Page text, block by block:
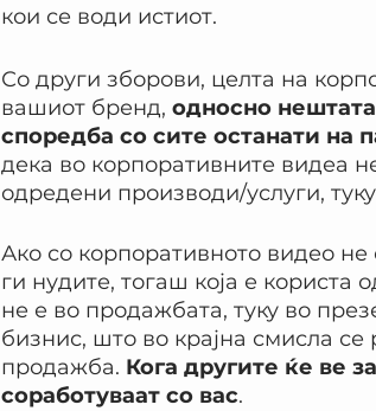
кои се води истиот.
Со други зборови, целта на
вашиот бренд, односно
споредба со сите останати на
дека во корпоративните видеа
одредени производи/услуги,
Ако со корпоративното видео
ги нудите, тогаш која е користа
не е во продажбата, туку во
бизнис, што во крајна смисла
продажба. Кога другите ќе ве
соработуваат со вас.